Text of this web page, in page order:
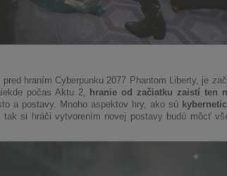
hraním Cyberpunku 2077 Phantom Liberty, je
počas Aktu 2,
hranie od začiatku zaistí ten
a postavy. Mnoho aspektov hry, ako sú
tak si hráči vytvorením novej postavy budú môcť